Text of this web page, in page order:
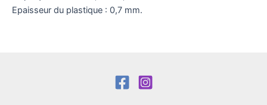
Epaisseur du plastique : 0,7 mm.